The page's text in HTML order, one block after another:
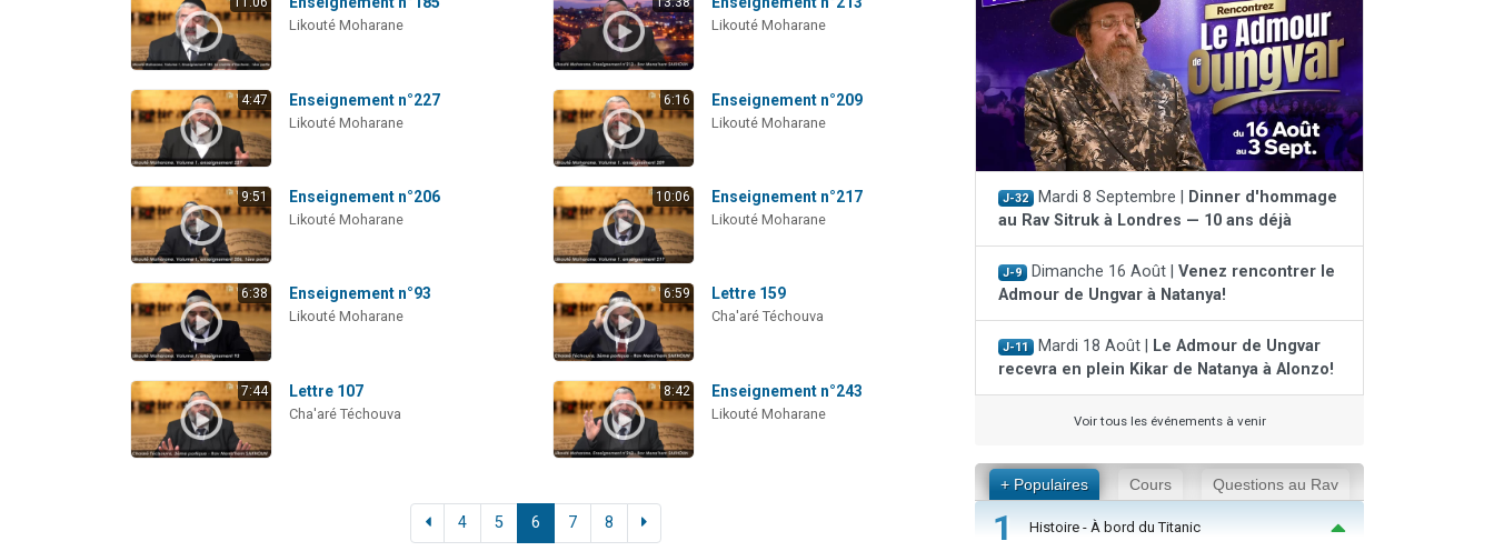
Likouté Moharane Likouté Moharane
4:47 Enseignement n°227
Likouté Moharane
6:16 Enseignement n°209
Likouté Moharane
9:51 Enseignement n°206
Likouté Moharane
10:06 Enseignement n°217
Likouté Moharane
6:38 Enseignement n°93
Likouté Moharane
6:59 Lettre 159
Cha'aré Téchouva
7:44 Lettre 107
Cha'aré Téchouva
8:42 Enseignement n°243
Likouté Moharane
4 5 6 7 8
J-32 Mardi 8 Septembre |
Dinner d'hommage
au Rav Sitruk à Londres — 10 ans déjà
J-9 Dimanche 16 Août | Venez rencontrer le
Admour de Ungvar à Natanya!
J-11 Mardi 18 Août |
Le Admour de Ungvar
recevra en plein Kikar de Natanya à Alonzo!
Voir tous les événements à venir
+ Populaires Cours Questions au Rav
1 Histoire - À bord du Titanic